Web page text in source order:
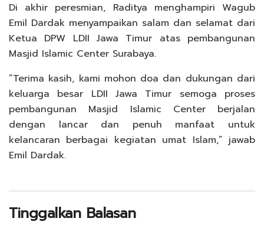
Di akhir peresmian, Raditya menghampiri Wagub
Emil Dardak menyampaikan salam dan selamat dari
Ketua DPW LDII Jawa Timur atas pembangunan
Masjid Islamic Center Surabaya.
“Terima kasih, kami mohon doa dan dukungan dari
keluarga besar LDII Jawa Timur semoga proses
pembangunan Masjid Islamic Center berjalan
dengan lancar dan penuh manfaat untuk
kelancaran berbagai kegiatan umat Islam,” jawab
Emil Dardak.
Tinggalkan Balasan